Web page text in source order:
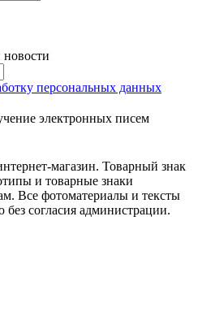
персональных данных
электронных писем
магазин. Товарный знак
и товарные знаки
Все фотоматериалы и тексты
согласия администрации.